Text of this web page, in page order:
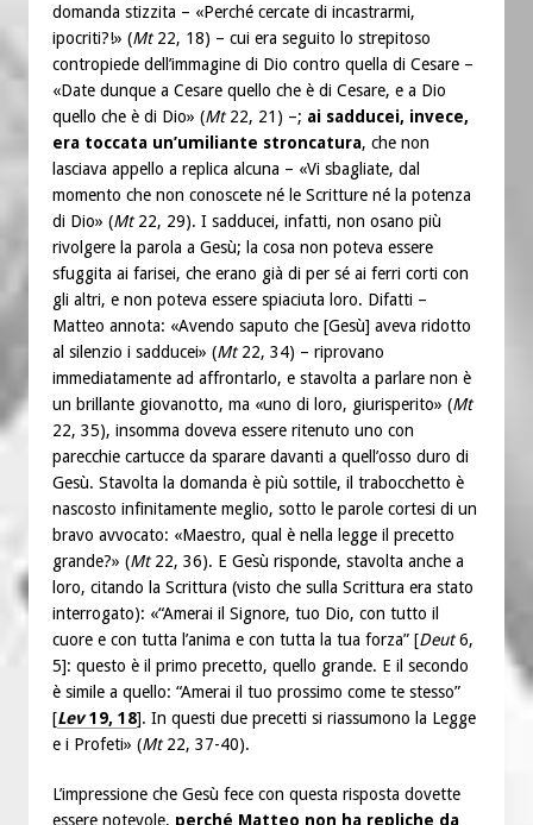
domanda stizzita – «Perché cercate di incastrarmi,
ipocriti?!» (Mt22, 18) – cui era seguito lo strepitoso
contropiede dell’immagine di Dio contro quella di Cesare –
«Date dunque a Cesare quello che è di Cesare, e a Dio
quello che è di Dio» (Mt22, 21) –; ai sadducei, invece,
era toccata un’umiliante stroncatura, che non
lasciava appello a replica alcuna – «Vi sbagliate, dal
momento che non conoscete né le Scritture né la potenza
di Dio» (Mt22, 29). I sadducei, infatti, non osano più
rivolgere la parola a Gesù; la cosa non poteva essere
sfuggita ai farisei, che erano già di per sé ai ferri corti con
gli altri, e non poteva essere spiaciuta loro. Difatti –
Matteo annota: «Avendo saputo che [Gesù] aveva ridotto
al silenzio i sadducei» (Mt22, 34) – riprovano
immediatamente ad affrontarlo, e stavolta a parlare non è
un brillante giovanotto, ma «uno di loro, giurisperito» (Mt
22, 35), insomma doveva essere ritenuto uno con
parecchie cartucce da sparare davanti a quell’osso duro di
Gesù. Stavolta la domanda è più sottile, il trabocchetto è
nascosto infinitamente meglio, sotto le parole cortesi di un
bravo avvocato: «Maestro, qual è nella legge il precetto
grande?» (Mt22, 36). E Gesù risponde, stavolta anche a
loro, citando la Scrittura (visto che sulla Scrittura era stato
interrogato): «“Amerai il Signore, tuo Dio, con tutto il
cuore e con tutta l’anima e con tutta la tua forza” [Deut6,
5]: questo è il primo precetto, quello grande. E il secondo
è simile a quello: “Amerai il tuo prossimo come te stesso”
[Lev19, 18]. In questi due precetti si riassumono la Legge
e i Profeti» (Mt22, 37-40).
L’impressione che Gesù fece con questa risposta dovette
essere notevole, perché Matteo non ha repliche da